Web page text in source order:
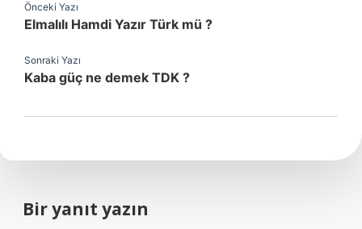
Önceki Yazı
Elmalılı Hamdi Yazır Türk mü ?
Sonraki Yazı
Kaba güç ne demek TDK ?
Bir yanıt yazın